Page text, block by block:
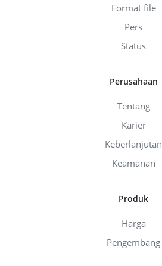
Format file
Pers
Status
Perusahaan
Tentang
Karier
Keberlanjutan
Keamanan
Produk
Harga
Pengembang